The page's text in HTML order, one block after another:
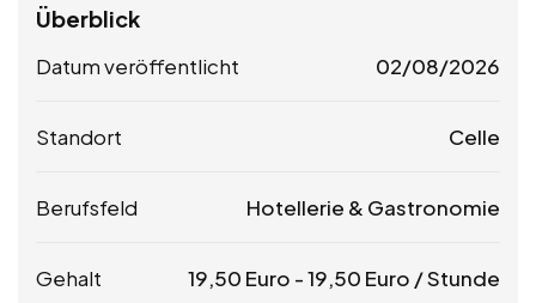
Überblick
Datum veröffentlicht 02/08/2026
Standort Celle
Berufsfeld Hotellerie & Gastronomie
Gehalt 19,50 Euro -19,50 Euro / Stunde